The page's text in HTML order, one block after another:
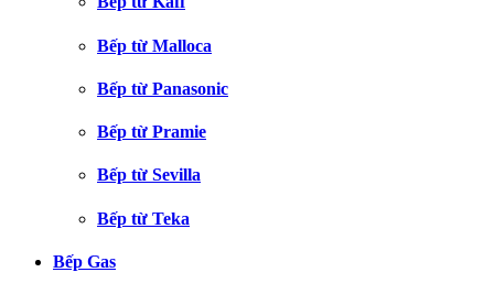
Bếp từ Malloca
Bếp từ Panasonic
Bếp từ Pramie
Bếp từ Sevilla
Bếp từ Teka
Bếp Gas